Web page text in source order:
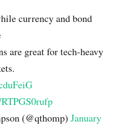
currency and bond
are great for tech-heavy
(@qthomp)January